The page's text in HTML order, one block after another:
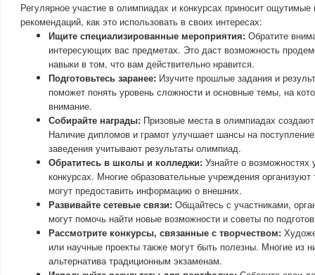
Регулярное участие в олимпиадах и конкурсах приносит
рекомендаций, как это использовать в своих интересах:
Ищите специализированные мероприятия: Обратите
интересующих вас предметах. Это даст возможность
навыки в том, что вам действительно нравится.
Подготовьтесь заранее: Изучите прошлые задания и
поможет понять уровень сложности и основные темы, на
внимание.
Собирайте награды: Призовые места в олимпиадах
Наличие дипломов и грамот улучшает шансы на
заведения учитывают результаты олимпиад.
Обратитесь в школы и колледжи: Узнайте о возможностях
конкурсах. Многие образовательные учреждения организуют
могут предоставить информацию о внешних.
Развивайте сетевые связи: Общайтесь с участниками,
могут помочь найти новые возможности и советы по
Рассмотрите конкурсы, связанные с творчеством:
или научные проекты также могут быть полезны. Многие из
альтернатива традиционным экзаменам.